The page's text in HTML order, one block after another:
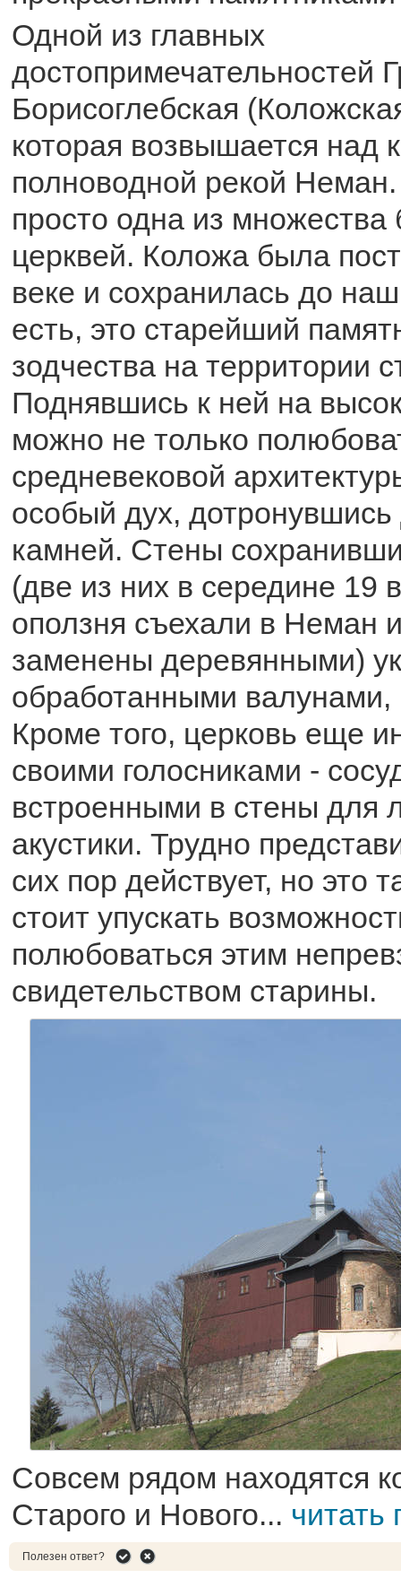
Одной из главных
достопримечательностей
Борисоглебская
которая возвышается над
полноводной рекой
просто одна из множества
церквей. Коложа была
веке и сохранилась до
есть, это старейший
зодчества на территории
Поднявшись к ней на
можно не только
средневековой
особый дух, дотронувшись
камней. Стены
(две из них в середине 19
оползня съехали в Неман
заменены деревянными)
обработанными валунами,
Кроме того, церковь еще
своими голосниками -
встроенными в стены для
акустики. Трудно
сих пор действует, но это
стоит упускать
полюбоваться этим
свидетельством старины.
Совсем рядом находятся
Старого и Нового... читать
Полезен ответ?